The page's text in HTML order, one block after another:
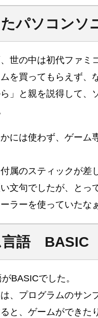
パソコンソ
世の中は初代ファミ
を買ってもらえず、
ら」と親を説得して
には使わず、ゲーム
属のスティックが差
文句でしたが、とっ
ラーを使っていたな
言語 BASIC
BASICでした。
、プログラムのサン
と、ゲームができた